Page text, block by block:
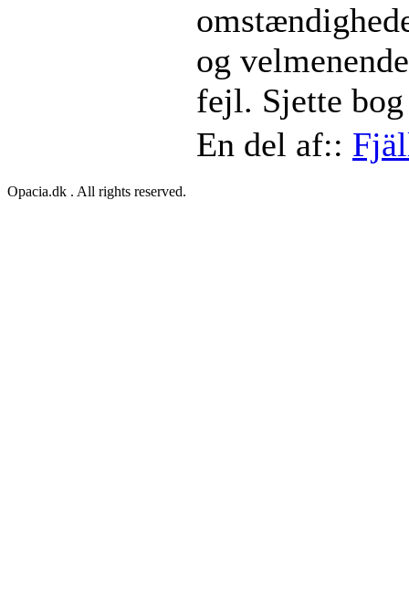
og
fejl. Sjette
En del af::
Opacia.dk . All rights reserved.